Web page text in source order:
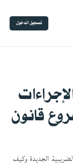
تسجيل الدخول
قانون
الجديدة وكيف